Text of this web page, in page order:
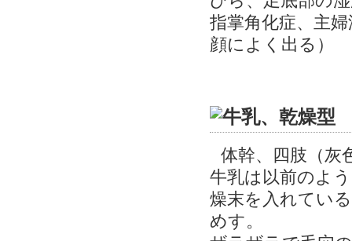
指掌角化症、主
顔によく出る）
体幹、四肢（灰
牛乳は以前のよ
燥末を入れてい
めす。